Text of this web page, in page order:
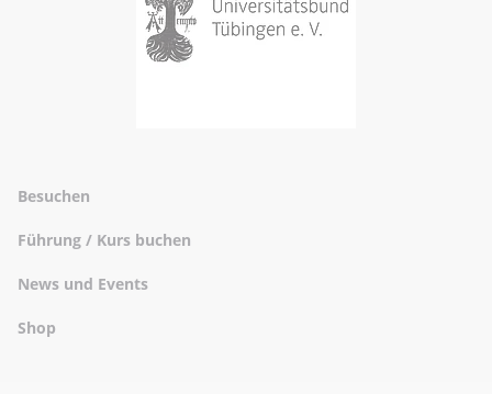
Besuchen
Führung / Kurs buchen
News und Events
Shop